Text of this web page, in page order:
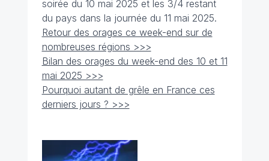
soirée du 10 mai 2025 et les 3/4 restant
du pays dans la journée du 11 mai 2025.
Retour des orages ce week-end sur de
nombreuses régions >>>
Bilan des orages du week-end des 10 et 11
mai 2025 >>>
Pourquoi autant de grêle en France ces
derniers jours ? >>>